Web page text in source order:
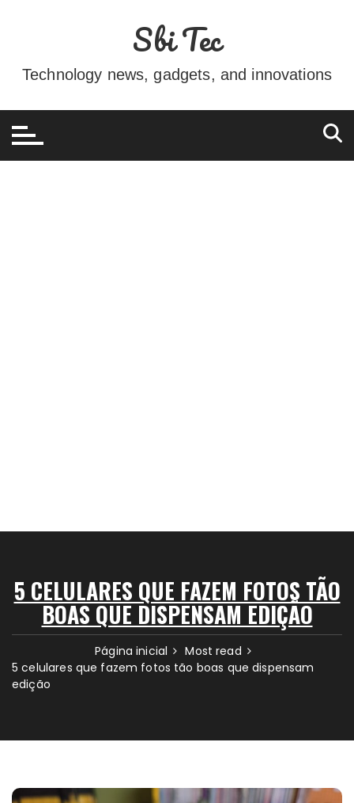
conteúdo
Sbi Tec
Technology news, gadgets, and innovations
5 CELULARES QUE FAZEM FOTOS TÃO
BOAS QUE DISPENSAM EDIÇÃO
Página inicial
Most read
5 celulares que fazem fotos tão boas que dispensam
edição